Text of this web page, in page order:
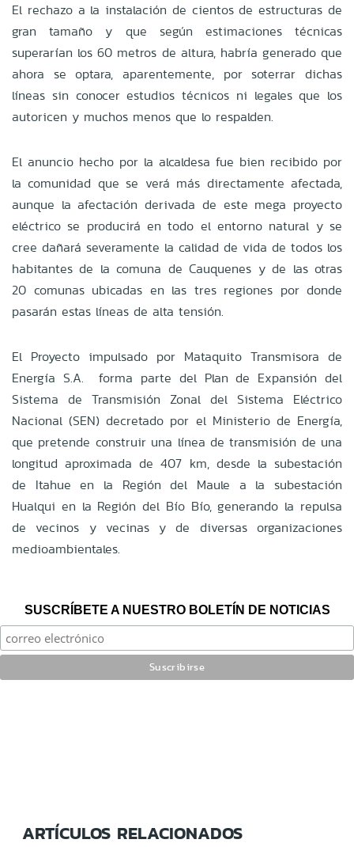
El rechazo a la instalación de cientos de estructuras de
gran tamaño y que según estimaciones técnicas
superarían los 60 metros de altura, habría generado que
ahora se optara, aparentemente, por soterrar dichas
líneas sin conocer estudios técnicos ni legales que los
autoricen y muchos menos que lo respalden.
El anuncio hecho por la alcaldesa fue bien recibido por
la comunidad que se verá más directamente afectada,
aunque la afectación derivada de este mega proyecto
eléctrico se producirá en todo el entorno natural y se
cree dañará severamente la calidad de vida de todos los
habitantes de la comuna de Cauquenes y de las otras
20 comunas ubicadas en las tres regiones por donde
pasarán estas líneas de alta tensión.
El Proyecto impulsado por Mataquito Transmisora de
Energía S.A. forma parte del Plan de Expansión del
Sistema de Transmisión Zonal del Sistema Eléctrico
Nacional (SEN) decretado por el Ministerio de Energía,
que pretende construir una línea de transmisión de una
longitud aproximada de 407 km, desde la subestación
de Itahue en la Región del Maule a la subestación
Hualqui en la Región del Bío Bío, generando la repulsa
de vecinos y vecinas y de diversas organizaciones
medioambientales.
SUSCRÍBETE A NUESTRO BOLETÍN DE NOTICIAS
ARTÍCULOS RELACIONADOS